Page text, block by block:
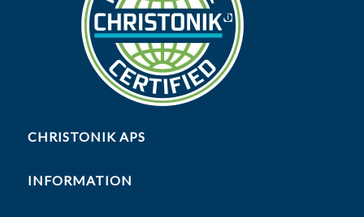
CHRISTONIK APS
INFORMATION